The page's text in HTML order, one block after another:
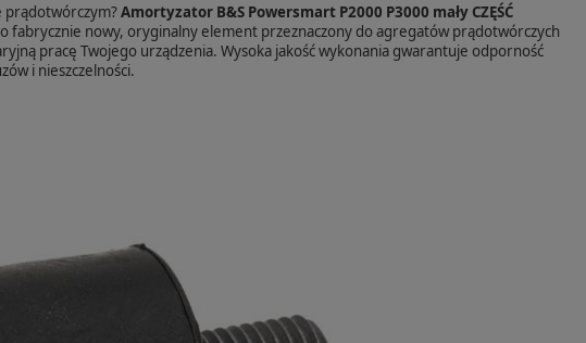
prądotwórczym?Amortyzator B&S Powersmart P2000 P3000 mały CZĘŚĆ
fabrycznie nowy, oryginalny element przeznaczony do agregatów prądotwórczych
pracę Twojego urządzenia. Wysoka jakość wykonania gwarantuje odporność
i nieszczelności.